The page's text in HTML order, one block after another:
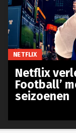
NETFLIX
Netflix
Football’
seizoenen